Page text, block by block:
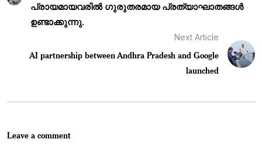
പ്രായമായവരിൽ ഗുരുതരമായ പ്രത്യാഘാതങ്ങൾ
ഉണ്ടാക്കുന്നു.
Next Article
AI partnership between Andhra Pradesh and Google
launched
Leave a comment